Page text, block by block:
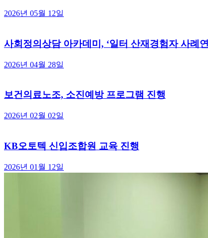
2026년 05월 12일
사회정의상담 아카데미, ‘일터 산재경험자 사례
2026년 04월 28일
보건의료노조, 소진예방 프로그램 진행
2026년 02월 02일
KB오토텍 신입조합원 교육 진행
2026년 01월 12일